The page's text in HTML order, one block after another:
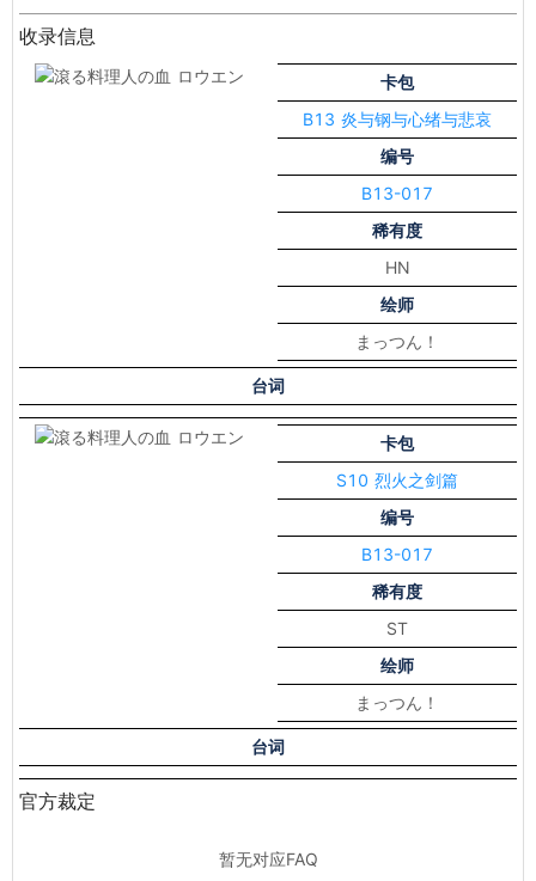
收录信息
卡包
B13 炎与钢与心绪与悲哀
编号
B13-017
稀有度
HN
绘师
まっつん！
台词
卡包
S10 烈火之剑篇
编号
B13-017
稀有度
ST
绘师
まっつん！
台词
官方裁定
暂无对应FAQ